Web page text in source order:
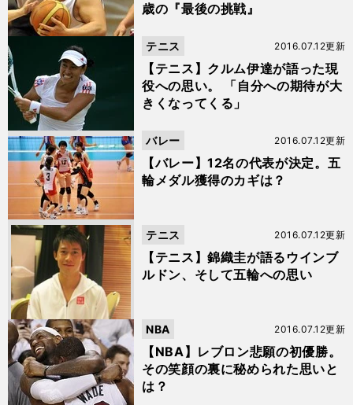
歳の『最後の挑戦』
【テニス】クルム伊達が語った現
役への思い。 「自分への期待が大
きくなってくる」
2016.07.12更新
テニス
【バレー】12名の代表が決定。五
輪メダル獲得のカギは？
2016.07.12更新
バレー
【テニス】錦織圭が語るウインブ
ルドン、そして五輪への思い
2016.07.12更新
テニス
【NBA】レブロン悲願の初優勝。
その笑顔の裏に秘められた思いと
は？
2016.07.12更新
NBA